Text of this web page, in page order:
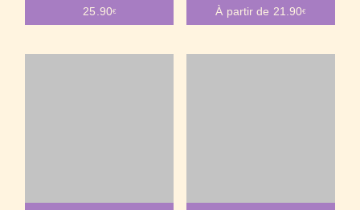
25.90€
À partir de 21.90€